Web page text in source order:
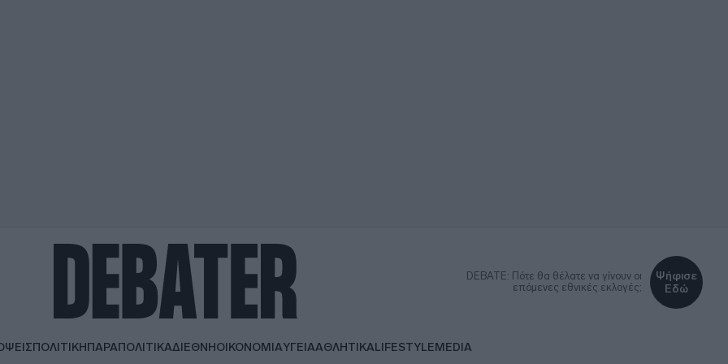
DEBATE: Πότε θα θέλατε να γίνουν οι
επόμενες εθνικές εκλογές;
Ψήφισε
Εδώ
ΠΟΛΙΤΙΚΗΠΑΡΑΠΟΛΙΤΙΚΑΔΙΕΘΝΗΟΙΚΟΝΟΜΙΑΥΓΕΙΑΑΘΛΗΤΙΚΑLIFESTYLEMEDIA